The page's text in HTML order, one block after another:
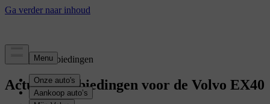
Tijdelijke aanbiedingen
Actuele aanbiedingen voor de Volvo EX40